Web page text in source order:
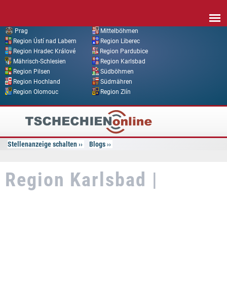
Prag
Mittelböhmen
Region Ústí nad Labem
Region Liberec
Region Hradec Králové
Region Pardubice
Mährisch-Schlesien
Region Karlsbad
Region Pilsen
Südböhmen
Region Hochland
Südmähren
Region Olomouc
Region Zlín
Tschechien
Online
Stellenanzeige schalten Blogs
Region Karlsbad |